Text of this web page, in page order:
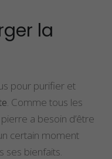
la
pour purifier et
. Comme tous les
a besoin d’être
certain moment
ses bienfaits.